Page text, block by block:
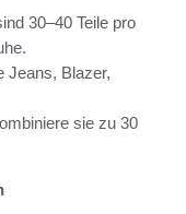
30–40 Teile pro
Jeans, Blazer,
sie zu 30